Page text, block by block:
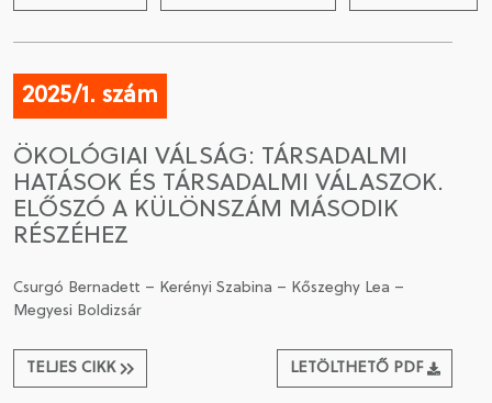
2025/1. szám
ÖKOLÓGIAI VÁLSÁG: TÁRSADALMI
HATÁSOK ÉS TÁRSADALMI VÁLASZOK.
ELŐSZÓ A KÜLÖNSZÁM MÁSODIK
RÉSZÉHEZ
Csurgó Bernadett – Kerényi Szabina – Kőszeghy Lea –
Megyesi Boldizsár
TELJES CIKK LETÖLTHETŐ PDF